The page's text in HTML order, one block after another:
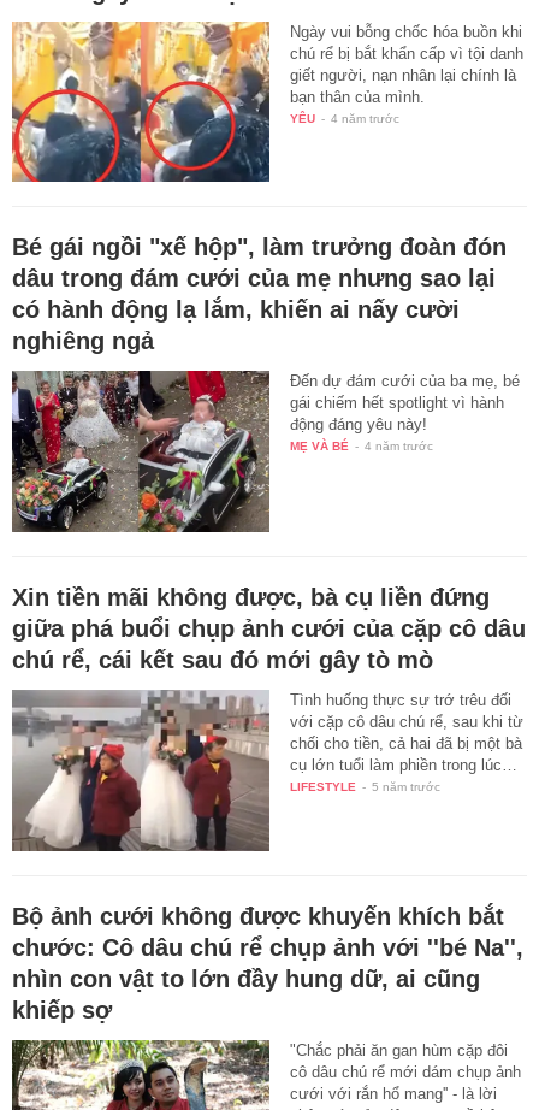
Ngày vui bỗng chốc hóa buồn khi
chú rể bị bắt khẩn cấp vì tội danh
giết người, nạn nhân lại chính là
bạn thân của mình.
YÊU - 4 năm trước
Bé gái ngồi "xế hộp", làm trưởng đoàn đón
dâu trong đám cưới của mẹ nhưng sao lại
có hành động lạ lắm, khiến ai nấy cười
nghiêng ngả
Đến dự đám cưới của ba mẹ, bé
gái chiếm hết spotlight vì hành
động đáng yêu này!
MẸ VÀ BÉ - 4 năm trước
Xin tiền mãi không được, bà cụ liền đứng
giữa phá buổi chụp ảnh cưới của cặp cô dâu
chú rể, cái kết sau đó mới gây tò mò
Tình huống thực sự trớ trêu đối
với cặp cô dâu chú rể, sau khi từ
chối cho tiền, cả hai đã bị một bà
cụ lớn tuổi làm phiền trong lúc…
LIFESTYLE - 5 năm trước
Bộ ảnh cưới không được khuyến khích bắt
chước: Cô dâu chú rể chụp ảnh với ''bé Na'',
nhìn con vật to lớn đầy hung dữ, ai cũng
khiếp sợ
"Chắc phải ăn gan hùm cặp đôi
cô dâu chú rể mới dám chụp ảnh
cưới với rắn hổ mang'' - là lời